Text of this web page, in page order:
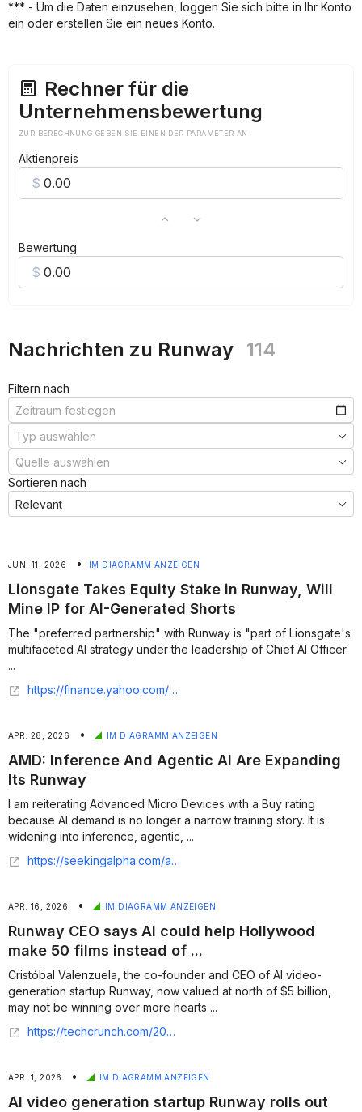
*** - Um die Daten einzusehen, loggen Sie sich bitte in Ihr Konto
ein oder erstellen Sie ein neues Konto.
Rechner für die
Unternehmensbewertung
ZUR BERECHNUNG GEBEN SIE EINEN DER PARAMETER AN
Aktienpreis
Bewertung
Nachrichten zu Runway 114
Filtern nach
Sortieren nach
JUNI 11, 2026 • IM DIAGRAMM ANZEIGEN
Lionsgate Takes Equity Stake in Runway, Will
Mine IP for AI-Generated Shorts
The "preferred partnership" with Runway is "part of Lionsgate's
multifaceted AI strategy under the leadership of Chief AI Officer
...
https://finance.yahoo.com/sectors/technology/articles/lionsgate-takes-equity-stake-runway-162522237.html
APR. 28, 2026 • IM DIAGRAMM ANZEIGEN
AMD: Inference And Agentic AI Are Expanding
Its Runway
I am reiterating Advanced Micro Devices with a Buy rating
because AI demand is no longer a narrow training story. It is
widening into inference, agentic, ...
https://seekingalpha.com/article/4894826-amd-inference-and-agentic-ai-are-expanding-its-runway
APR. 16, 2026 • IM DIAGRAMM ANZEIGEN
Runway CEO says AI could help Hollywood
make 50 films instead of ...
Cristóbal Valenzuela, the co-founder and CEO of AI video-
generation startup Runway, now valued at north of $5 billion,
may not be winning over more hearts ...
https://techcrunch.com/2026/04/16/runway-ceo-says-ai-could-help-hollywood-make-50-films-instead-of-one-100m-blockbuster/
APR. 1, 2026 • IM DIAGRAMM ANZEIGEN
AI video generation startup Runway rolls out